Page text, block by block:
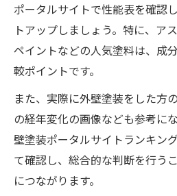
ポータルサイトで性能表を確認
トアップしましょう。特に、ア
ペイントなどの人気塗料は、成
較ポイントです。
また、実際に外壁塗装をした方
の経年変化の画像なども参考に
壁塗装ポータルサイトランキン
て確認し、総合的な判断を行う
につながります。